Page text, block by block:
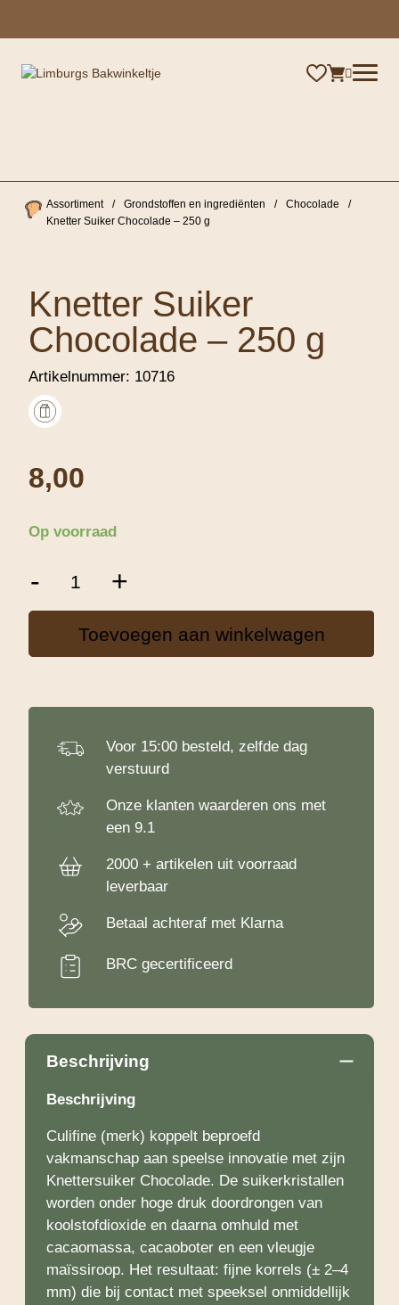
Assortiment / Grondstoffen en ingrediënten / Chocolade
/
Knetter Suiker Chocolade – 250 g
Knetter Suiker
Chocolade – 250 g
Artikelnummer: 10716
8,00
Op voorraad
-
-
g
+
Toevoegen aan winkelwagen
Voor 15:00 besteld, zelfde dag
verstuurd
Onze klanten waarderen ons met
een 9.1
2000 + artikelen uit voorraad
leverbaar
Betaal achteraf met Klarna
BRC gecertificeerd
Beschrijving
Beschrijving
Culifine (merk) koppelt beproefd
vakmanschap aan speelse innovatie met zijn
Knettersuiker Chocolade. De suikerkristallen
worden onder hoge druk doordrongen van
koolstofdioxide en daarna omhuld met
cacaomassa, cacaoboter en een vleugje
maïssiroop. Het resultaat: fijne korrels (± 2–4
mm) die bij contact met speeksel onmiddellijk